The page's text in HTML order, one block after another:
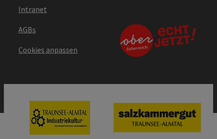
Intranet
AGBs
Cookies anpassen